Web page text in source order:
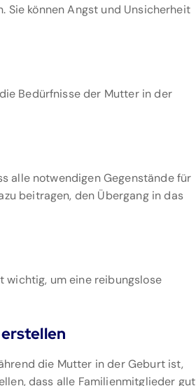
Sie können Angst und Unsicherheit
Bedürfnisse der Mutter in der
alle notwendigen Gegenstände für
beitragen, den Übergang in das
wichtig, um eine reibungslose
die Mutter in der Geburt ist,
dass alle Familienmitglieder gut